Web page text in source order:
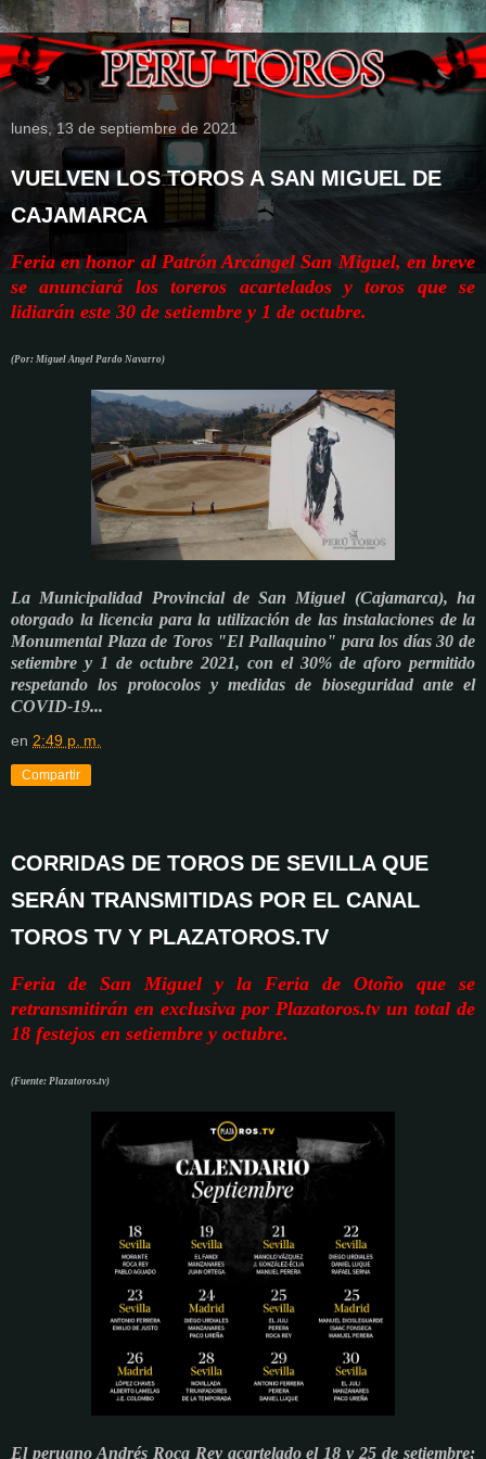
lunes, 13 de septiembre de 2021
VUELVEN LOS TOROS A SAN MIGUEL DE
CAJAMARCA
Feria en honor al Patrón Arcángel San Miguel, en breve
se anunciará los toreros acartelados y toros que se
lidiarán este 30 de setiembre y 1 de octubre.
(Por: Miguel Angel Pardo Navarro)
La Municipalidad Provincial de San Miguel (Cajamarca), ha
otorgado la licencia para la utilización de las instalaciones de la
Monumental Plaza de Toros "El Pallaquino" para los días 30 de
setiembre y 1 de octubre 2021, con el 30% de aforo permitido
respetando los protocolos y medidas de bioseguridad ante el
COVID-19...
en 2:49 p. m.
Compartir
CORRIDAS DE TOROS DE SEVILLA QUE
SERÁN TRANSMITIDAS POR EL CANAL
TOROS TV Y PLAZATOROS.TV
Feria de San Miguel y la Feria de Otoño que se
retransmitirán en exclusiva por Plazatoros.tv un total de
18 festejos en setiembre y octubre.
(Fuente: Plazatoros.tv)
El peruano Andrés Roca Rey acartelado el 18 y 25 de setiembre;